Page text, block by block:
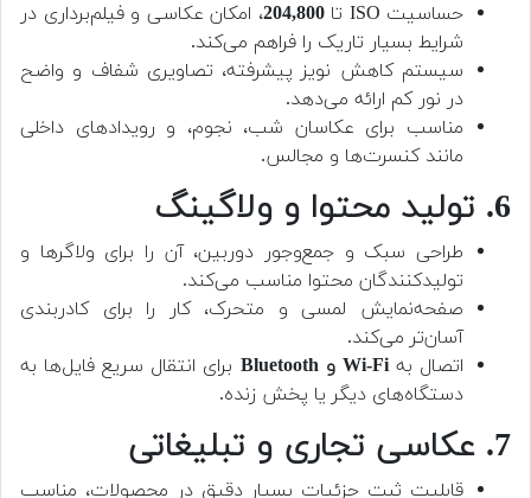
حساسیت ISO تا 204,800، امکان عکاسی و فیلم‌برداری در
شرایط بسیار تاریک را فراهم می‌کند.
سیستم کاهش نویز پیشرفته، تصاویری شفاف و واضح
در نور کم ارائه می‌دهد.
مناسب برای عکاسان شب، نجوم، و رویدادهای داخلی
مانند کنسرت‌ها و مجالس.
6. تولید محتوا و ولاگینگ
طراحی سبک و جمع‌وجور دوربین، آن را برای ولاگرها و
تولیدکنندگان محتوا مناسب می‌کند.
صفحه‌نمایش لمسی و متحرک، کار را برای کادربندی
آسان‌تر می‌کند.
اتصال بهWi-Fi و Bluetooth
برای انتقال سریع فایل‌ها به
دستگاه‌های دیگر یا پخش زنده.
7. عکاسی تجاری و تبلیغاتی
قابلیت ثبت جزئیات بسیار دقیق در محصولات، مناسب